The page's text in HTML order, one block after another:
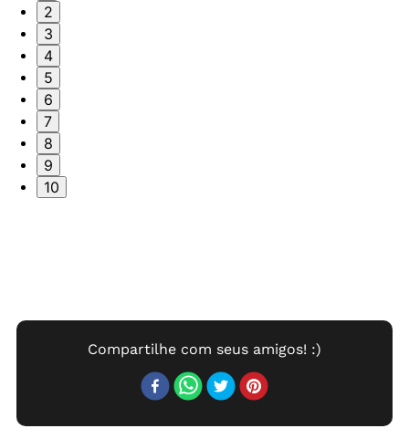
2
3
4
5
6
7
8
9
10